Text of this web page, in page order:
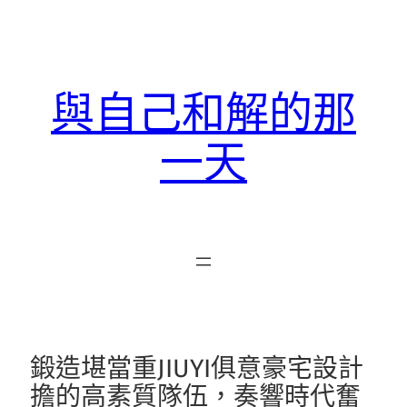
與自己和解的那
一天
鍛造堪當重JIUYI俱意豪宅設計
擔的高素質隊伍，奏響時代奮